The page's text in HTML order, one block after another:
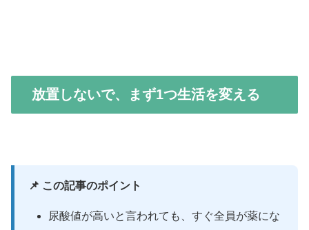
放置しないで、まず1つ生活を変える
📌 この記事のポイント
尿酸値が高いと言われても、すぐ全員が薬にな